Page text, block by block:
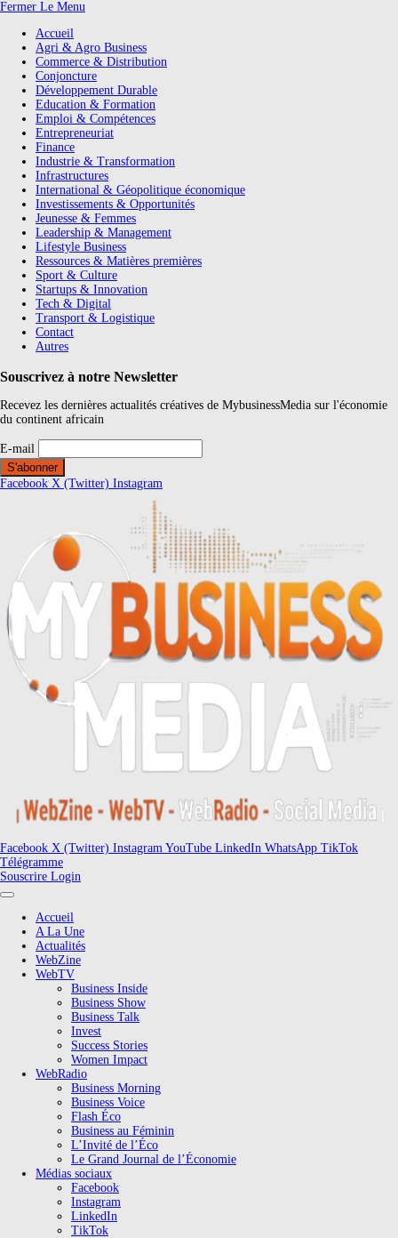
Fermer Le Menu
Accueil
Agri & Agro Business
Commerce & Distribution
Conjoncture
Développement Durable
Education & Formation
Emploi & Compétences
Entrepreneuriat
Finance
Industrie & Transformation
Infrastructures
International & Géopolitique économique
Investissements & Opportunités
Jeunesse & Femmes
Leadership & Management
Lifestyle Business
Ressources & Matières premières
Sport & Culture
Startups & Innovation
Tech & Digital
Transport & Logistique
Contact
Autres
Souscrivez à notre Newsletter
Recevez les dernières actualités créatives de MybusinessMedia sur l'économie
du continent africain
E-mail
Facebook X (Twitter) Instagram
Facebook X (Twitter) Instagram YouTube LinkedIn WhatsApp TikTok
Télégramme
Souscrire Login
Accueil
A La Une
Actualités
WebZine
WebTV
Business Inside
Business Show
Business Talk
Invest
Success Stories
Women Impact
WebRadio
Business Morning
Business Voice
Flash Éco
Business au Féminin
L’Invité de l’Éco
Le Grand Journal de l’Économie
Médias sociaux
Facebook
Instagram
LinkedIn
TikTok